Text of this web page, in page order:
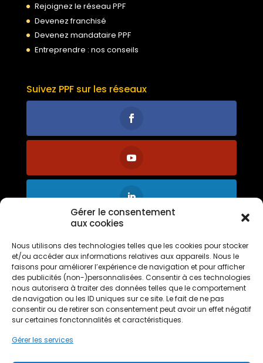
Gérer le consentement
aux cookies
Nous utilisons des technologies telles que les cookies pour stocker
et/ou accéder aux informations relatives aux appareils. Nous le
faisons pour améliorer l’expérience de navigation et pour afficher
des publicités (non-)personnalisées. Consentir à ces technologies
nous autorisera à traiter des données telles que le comportement
de navigation ou les ID uniques sur ce site. Le fait de ne pas
consentir ou de retirer son consentement peut avoir un effet négatif
sur certaines fonctonnalités et caractéristiques.
Gérer les services
Rejoignez le réseau PPF
Devenez franchisé
Devenez mandataire PPF
Entreprendre : nos conseils
Suivez PPF sur les réseaux
Vous aimez notre
franchise ?
Votez pourPPF